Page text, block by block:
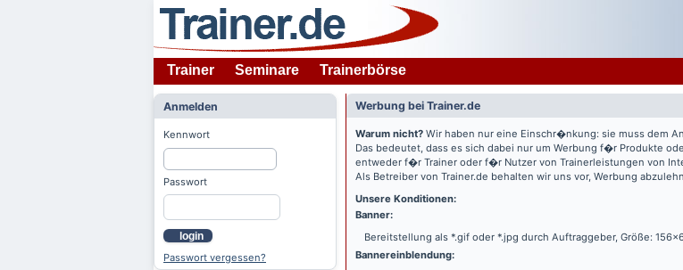
Trainer Seminare Trainerbörse
Anmelden
Kennwort
Passwort
login
Passwort vergessen?
Werbung bei Trainer.de
Warum nicht? Wir haben nur eine Einschr�nkung: sie muss dem
Das bedeutet, dass es sich dabei nur um Werbung f�r Produkte
entweder f�r Trainer oder f�r Nutzer von Trainerleistungen von
Als Betreiber von Trainer.de behalten wir uns vor, Werbung
Unsere Konditionen:
Banner:
Bereitstellung als *.gif oder *.jpg durch Auftraggeber, Größe:
Bannereinblendung: